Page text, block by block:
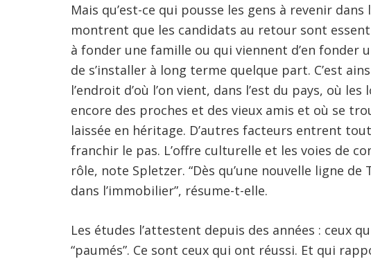
Mais qu’est-ce qui pousse les gens à revenir
montrent que les candidats au retour sont
à fonder une famille ou qui viennent d’en fonder
de s’installer à long terme quelque part. C’est
l’endroit d’où l’on vient, dans l’est du pays, où
encore des proches et des vieux amis et où se
laissée en héritage. D’autres facteurs entrent
franchir le pas. L’offre culturelle et les voies de
rôle, note Spletzer. “Dès qu’une nouvelle ligne
dans l’immobilier”, résume-t-elle.
Les études l’attestent depuis des années : ceux
“paumés”. Ce sont ceux qui ont réussi. Et qui